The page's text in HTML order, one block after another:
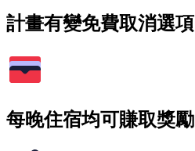
計畫有變免費取消選項
每晚住宿均可賺取獎勵